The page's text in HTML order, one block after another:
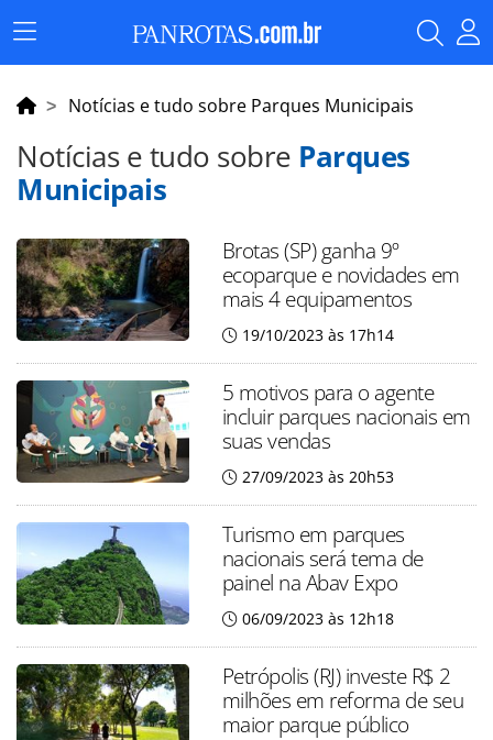
Menu
Principal
Notícias e tudo sobre Parques Municipais
Notícias e tudo sobre Parques
Municipais
Brotas (SP) ganha 9º
ecoparque e novidades em
mais 4 equipamentos
19/10/2023 às 17h14
5 motivos para o agente
incluir parques nacionais em
suas vendas
27/09/2023 às 20h53
Turismo em parques
nacionais será tema de
painel na Abav Expo
06/09/2023 às 12h18
Petrópolis (RJ) investe R$ 2
milhões em reforma de seu
maior parque público